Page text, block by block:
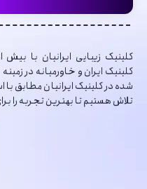
کلینیک ایران و خاورمیانه در
شده در کلینیک ایرانیان مطابق
تلاش هستیم تا بهترین تجربه را